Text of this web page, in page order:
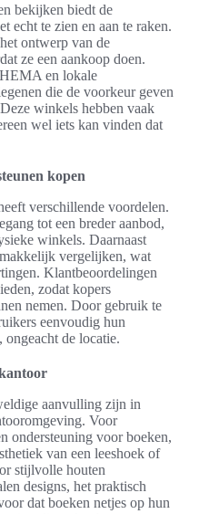
bekijken biedt de
echt te zien en aan te raken.
ontwerp van de
ze een aankoop doen.
en lokale
die de voorkeur geven
winkels hebben vaak
wel iets kan vinden dat
kopen
verschillende voordelen.
tot een breder aanbod,
winkels. Daarnaast
vergelijken, wat
Klantbeoordelingen
zodat kopers
nemen. Door gebruik te
eenvoudig hun
de locatie.
aanvulling zijn in
Voor
ondersteuning voor boeken,
van een leeshoek of
stijlvolle houten
designs, het praktisch
dat boeken netjes op hun